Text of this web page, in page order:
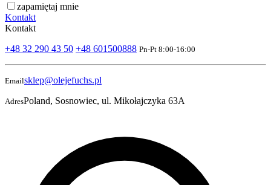
zapamiętaj mnie
Kontakt
Kontakt
+48 32 290 43 50 +48 601500888 Pn-Pt 8:00-16:00
Emailsklep@olejefuchs.pl
AdresPoland, Sosnowiec, ul. Mikołajczyka 63A